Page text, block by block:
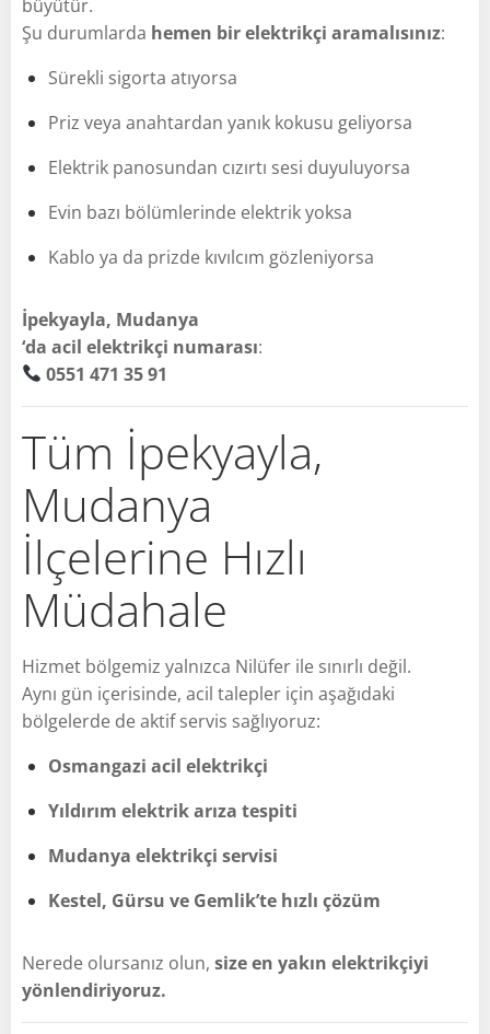
büyütür.
Şu durumlarda hemen bir elektrikçi aramalısınız:
Sürekli sigorta atıyorsa
Priz veya anahtardan yanık kokusu geliyorsa
Elektrik panosundan cızırtı sesi duyuluyorsa
Evin bazı bölümlerinde elektrik yoksa
Kablo ya da prizde kıvılcım gözleniyorsa
İpekyayla, Mudanya
‘da acil elektrikçi numarası:
0551 471 35 91
Tüm İpekyayla,
Mudanya
İlçelerine Hızlı
Müdahale
Hizmet bölgemiz yalnızca Nilüfer ile sınırlı değil.
Aynı gün içerisinde, acil talepler için aşağıdaki
bölgelerde de aktif servis sağlıyoruz:
Osmangazi acil elektrikçi
Yıldırım elektrik arıza tespiti
Mudanya elektrikçi servisi
Kestel, Gürsu ve Gemlik’te hızlı çözüm
Nerede olursanız olun, size en yakın elektrikçiyi
yönlendiriyoruz.